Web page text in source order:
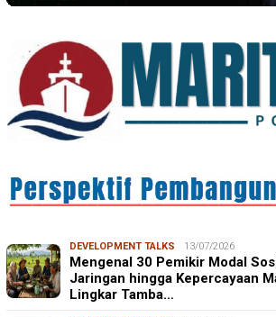
DEVELOPMENT TALKS 13/07/2026
Mengenal 30 Pemikir Modal
Jaringan hingga Kepercayaan
Lingkar Tamba…